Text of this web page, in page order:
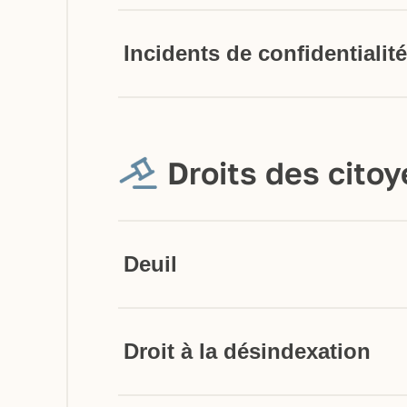
Incidents de confidentialité
Droits des
Deuil
Droit à la désindexation